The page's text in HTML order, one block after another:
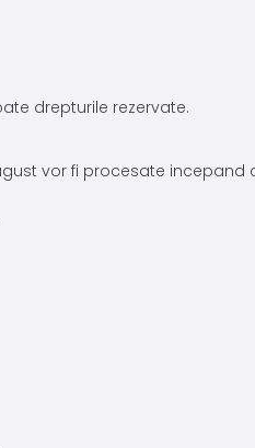
drepturile rezervate.
vor fi procesate incepand